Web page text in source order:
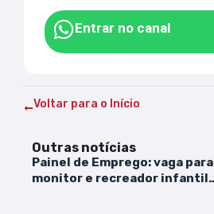
Entrar no canal
Voltar para o Início
Outras notícias
Painel de Emprego: vaga para
monitor e recreador infantil